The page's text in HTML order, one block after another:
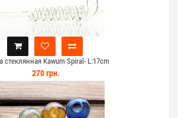
стеклянная Kawum Spiral- L:17cm
270 грн.